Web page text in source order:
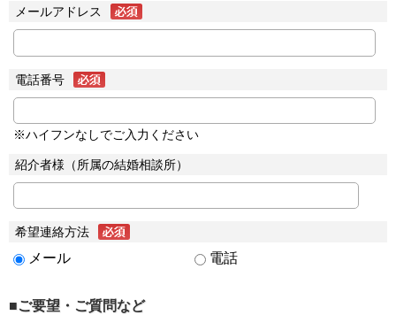
メールアドレス
電話番号
※ハイフンなしでご入力ください
紹介者様（所属の結婚相談所）
希望連絡方法
メール 電話
■ご要望・ご質問など